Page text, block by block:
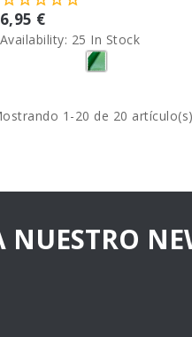
6,95 €
Availability: 25 In Stock
1-20 de 20 artículo(s)
NUESTRO